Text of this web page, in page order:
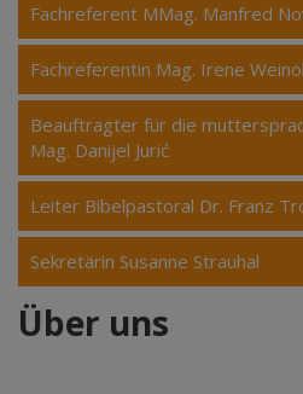
Fachreferent MMag. Manfred
Fachreferentin Mag. Irene
Beauftragter für die
Mag. Danijel Jurić
Leiter Bibelpastoral Dr. Franz
Sekretärin Susanne Strauhal
Über uns